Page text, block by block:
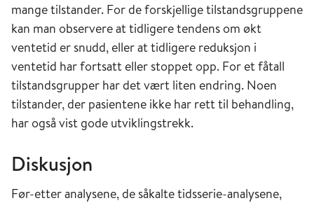
mange tilstander. For de forskjellige tilstandsgruppene
kan man observere at tidligere tendens om økt
ventetid er snudd, eller at tidligere reduksjon i
ventetid har fortsatt eller stoppet opp. For et fåtall
tilstandsgrupper har det vært liten endring. Noen
tilstander, der pasientene ikke har rett til behandling,
har også vist gode utviklingstrekk.
Diskusjon
Før-etter analysene, de såkalte tidsserie-analysene,